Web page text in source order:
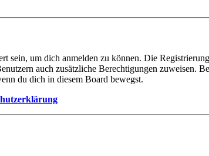
sein, um dich anmelden zu können. Die
auch zusätzliche Berechtigungen zuweisen.
du dich in diesem Board bewegst.